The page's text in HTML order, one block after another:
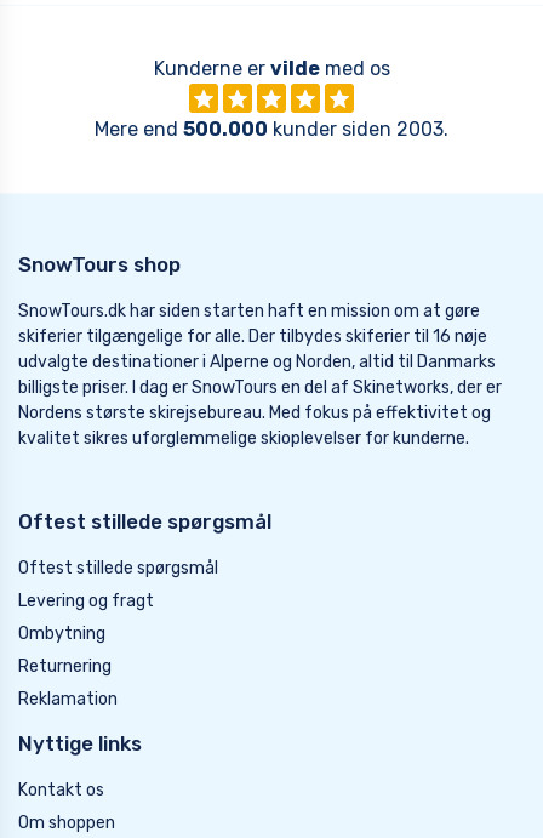
Kunderne er vildemed os
Mere end 500.000 kunder siden 2003.
SnowTours shop
SnowTours.dk har siden starten haft en mission om at gøre
skiferier tilgængelige for alle. Der tilbydes skiferier til 16 nøje
udvalgte destinationer i Alperne og Norden, altid til Danmarks
billigste priser. I dag er SnowTours en del af Skinetworks, der er
Nordens største skirejsebureau. Med fokus på effektivitet og
kvalitet sikres uforglemmelige skioplevelser for kunderne.
Oftest stillede spørgsmål
Oftest stillede spørgsmål
Levering og fragt
Ombytning
Returnering
Reklamation
Nyttige links
Kontakt os
Om shoppen